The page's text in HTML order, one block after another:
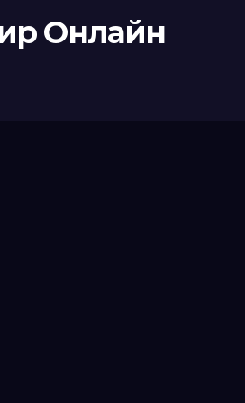
Онлайн